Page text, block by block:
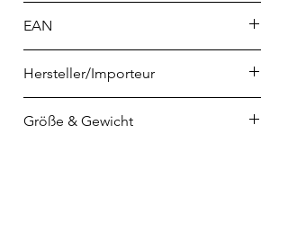
EAN
Hersteller/Importeur
Berliner Straße 22-32
Größe & Gewicht